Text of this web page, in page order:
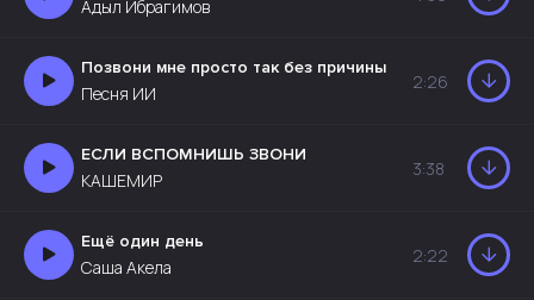
Адыл Ибрагимов
Позвони мне просто так без причины
Песня ИИ
2:26
ЕСЛИ ВСПОМНИШЬ ЗВОНИ
КАШЕМИР
3:38
Ещё один день
Саша Акела
2:22